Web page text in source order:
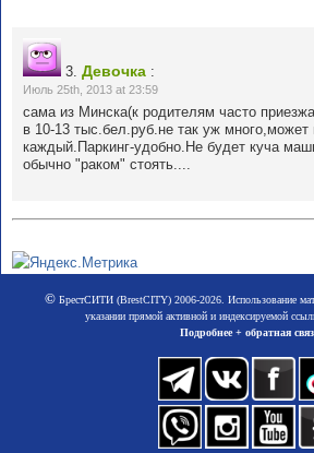
3. Девочка :
Июль 25th, 2013 at 23:59
сама из Минска(к родителям часто
в 10-13 тыс.бел.руб.не так уж много,может
каждый.Паркинг-удобно.Не будет куча
обычно "раком" стоять....
©БрестСИТИ (BrestCITY) 2006-2026. Использование
указании прямой активной и индексируемой
Подробнее + обратная